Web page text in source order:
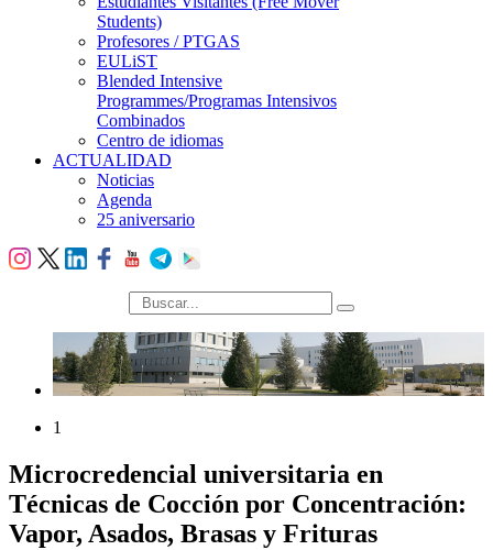
Students)
Profesores / PTGAS
EULiST
Blended Intensive
Programmes/Programas Intensivos
Combinados
Centro de idiomas
ACTUALIDAD
Noticias
Agenda
25 aniversario
búsqueda
1
Microcredencial universitaria en
Técnicas de Cocción por Concentración:
Vapor, Asados, Brasas y Frituras